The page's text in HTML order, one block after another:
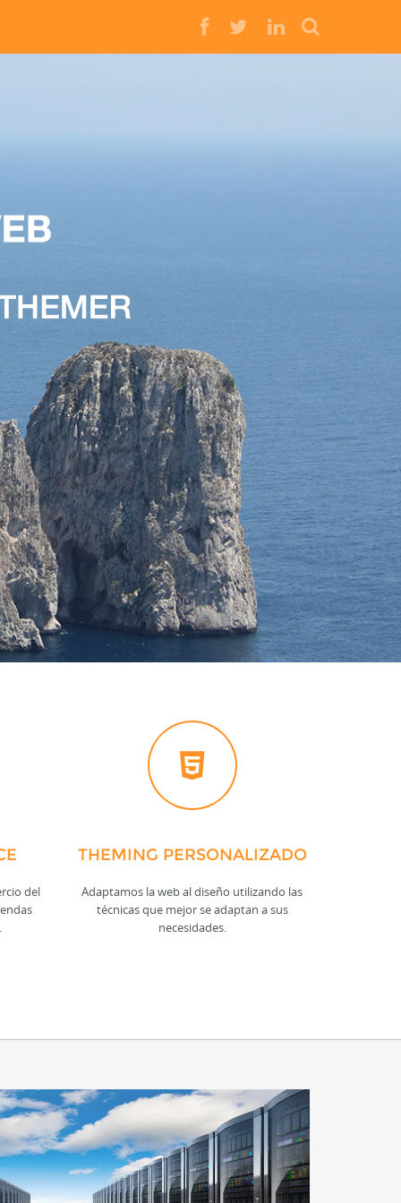
Buscar
del
THEMING PERSONALIZADO
Adaptamos la web al diseño utilizando las
técnicas que mejor se adaptan a sus
necesidades.